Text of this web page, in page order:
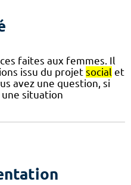
faites aux femmes. Il
issu du projet social et
avez une question, si
une situation